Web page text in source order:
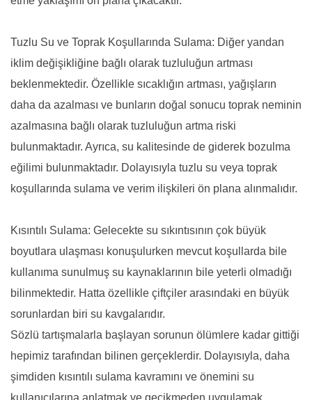
Tuzlu Su ve Toprak Koşullarında Sulama: Diğer yandan
iklim değişikliğine bağlı olarak tuzluluğun artması
beklenmektedir. Özellikle sıcaklığın artması, yağışların
daha da azalması ve bunların doğal sonucu toprak neminin
azalmasına bağlı olarak tuzluluğun artma riski
bulunmaktadır. Ayrıca, su kalitesinde de giderek bozulma
eğilimi bulunmaktadır. Dolayısıyla tuzlu su veya toprak
koşullarında sulama ve verim ilişkileri ön plana alınmalıdır.
Kısıntılı Sulama: Gelecekte su sıkıntısının çok büyük
boyutlara ulaşması konuşulurken mevcut koşullarda bile
kullanıma sunulmuş su kaynaklarının bile yeterli olmadığı
bilinmektedir. Hatta özellikle çiftçiler arasındaki en büyük
sorunlardan biri su kavgalarıdır.
Sözlü tartışmalarla başlayan sorunun ölümlere kadar gittiği
hepimiz tarafından bilinen gerçeklerdir. Dolayısıyla, daha
şimdiden kısıntılı sulama kavramını ve önemini su
kullanıcılarına anlatmak ve gecikmeden uygulamak